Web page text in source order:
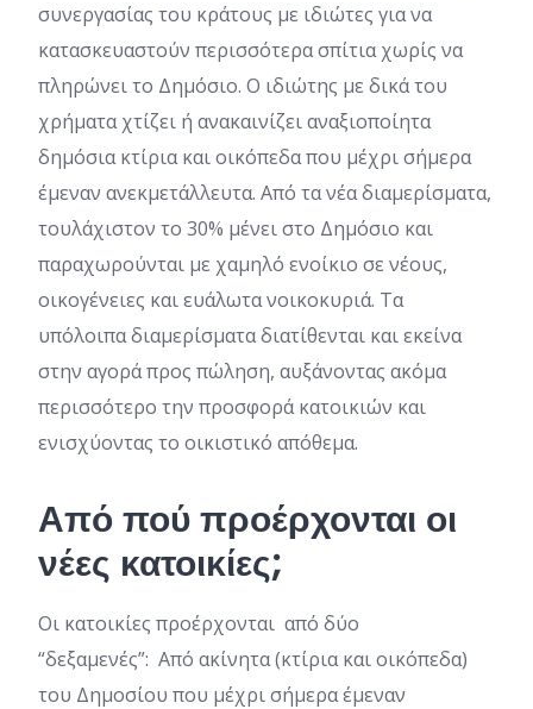
συνεργασίας του κράτους με ιδιώτες για να
κατασκευαστούν περισσότερα σπίτια χωρίς να
πληρώνει το Δημόσιο. Ο ιδιώτης με δικά του
χρήματα χτίζει ή ανακαινίζει αναξιοποίητα
δημόσια κτίρια και οικόπεδα που μέχρι σήμερα
έμεναν ανεκμετάλλευτα. Από τα νέα διαμερίσματα,
τουλάχιστον το 30% μένει στο Δημόσιο και
παραχωρούνται με χαμηλό ενοίκιο σε νέους,
οικογένειες και ευάλωτα νοικοκυριά. Τα
υπόλοιπα διαμερίσματα διατίθενται και εκείνα
στην αγορά προς πώληση, αυξάνοντας ακόμα
περισσότερο την προσφορά κατοικιών και
ενισχύοντας το οικιστικό απόθεμα.
Από πού προέρχονται οι
νέες κατοικίες;
Οι κατοικίες προέρχονται από δύο
“δεξαμενές”: Από ακίνητα (κτίρια και οικόπεδα)
του Δημοσίου που μέχρι σήμερα έμεναν